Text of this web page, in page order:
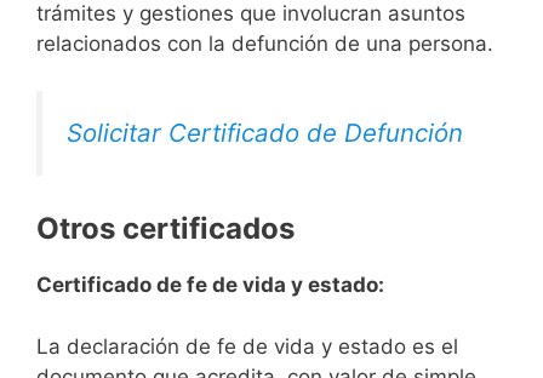
trámites y gestiones que involucran asuntos
relacionados con la defunción de una persona.
Solicitar Certificado de Defunción
Otros certificados
Certificado de fe de vida y estado:
La declaración de fe de vida y estado es el